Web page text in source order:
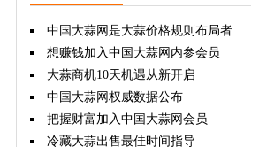
中国大蒜网是大蒜价格规则布局者
想赚钱加入中国大蒜网内参会员
大蒜商机10天机遇从新开启
中国大蒜网权威数据公布
把握财富加入中国大蒜网会员
冷藏大蒜出售最佳时间指导